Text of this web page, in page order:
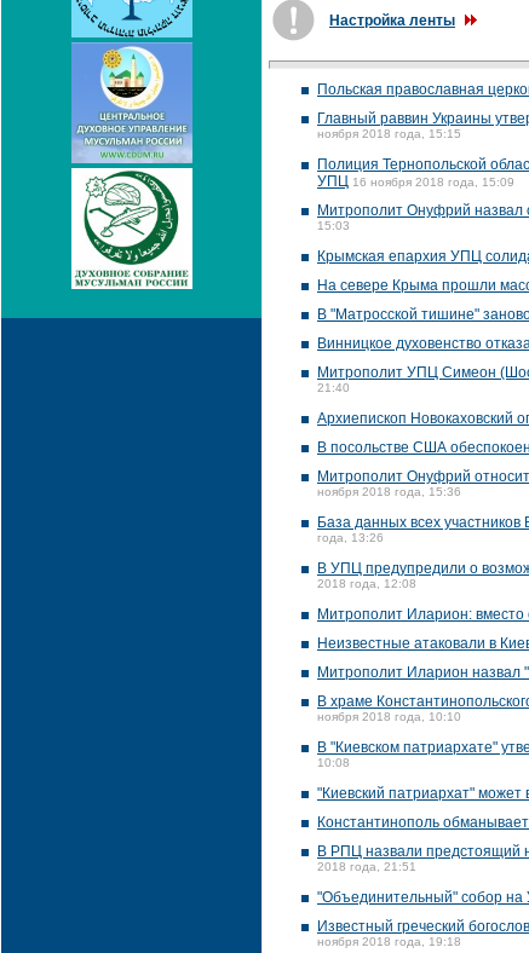
Настройка ленты
Польская православная
Главный раввин Украины
ноября 2018 года, 15:15
Полиция Тернопольской
УПЦ 16 ноября 2018 года, 15:09
Митрополит Онуфрий назвал
15:03
Крымская епархия УПЦ
На севере Крыма прошли
В "Матросской тишине"
Винницкое духовенство
Митрополит УПЦ Симеон
21:40
Архиепископ Новокаховский
В посольстве США
Митрополит Онуфрий
ноября 2018 года, 15:36
База данных всех
года, 13:26
В УПЦ предупредили о
2018 года, 12:08
Митрополит Иларион:
Неизвестные атаковали в
Митрополит Иларион назвал
В храме
ноября 2018 года, 10:10
В "Киевском патриархате"
10:08
"Киевский патриархат" может
Константинополь
В РПЦ назвали предстоящий
2018 года, 21:51
"Объединительный" собор
Известный греческий
ноября 2018 года, 19:18